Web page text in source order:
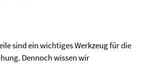
sind ein wichtiges Werkzeug für die
Dennoch wissen wir